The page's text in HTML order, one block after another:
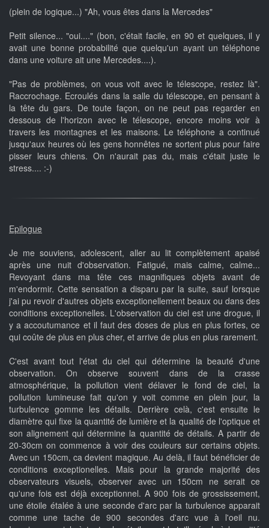
(plein de logique...) "Ah, vous êtes dans la Mercedes"
Petit silence... "oui...." (bon, c'était facile, en 90 et quelques, il y
avait une bonne probabilité que quelqu'un ayant un téléphone
dans une voiture ait une Mercedes....).
"Pas de problèmes, on vous voit avec le télescope, restez là".
Raccrochage. Ecroulés dans la salle du télescope, en pensant à
la tête du gars. De toute façon, on ne peut pas regarder en
dessous de l'horizon avec le télescope, encore moins voir à
travers les montagnes et les maisons. Le téléphone a continué
jusqu'aux heures où les gens honnêtes ne sortent plus pour faire
pisser leurs chiens. On n'aurait pas du, mais c'était juste le
stress.... :-)
Epilogue
Je me souviens, adolescent, aller au lit complètement apaisé
après une nuit d'observation. Fatigué, mais calme, calme...
Revoyant dans ma tête ces magnifiques objets avant de
m'endormir. Cette sensation a disparu par la suite, sauf lorsque
j'ai pu revoir d'autres objets exceptionellement beaux ou dans des
conditions exceptionelles. L'observation du ciel est une drogue, il
y a accoutumance et il faut des doses de plus en plus fortes, ce
qui coûte de plus en plus cher, et arrive de plus en plus rarement.
C'est avant tout l'état du ciel qui détermine la beauté d'une
observation. On observe souvent dans de la crasse
atmosphérique, la pollution vient délaver le fond de ciel, la
pollution lumineuse fait qu'on y voit comme en plein jour, la
turbulence gomme les détails. Derrière celà, c'est ensuite le
diamètre qui fixe la quantité de lumière et la qualité de l'optique et
son alignement qui détermine la quantité de détails. A partir de
20-30cm on commence à voir des couleurs sur certains objets.
Avec un 150cm, ca devient magique. Au delà, il faut bénéficier de
conditions exceptionelles. Mais pour la grande majorité des
observateurs visuels, observer avec un 150cm ne serait ce
qu'une fois est déjà exceptionnel. A 900 fois de grossissement,
une étoile étalée à une seconde d'arc par la turbulence apparait
comme une tache de 900 secondes d'arc vue à l'oeil nu.